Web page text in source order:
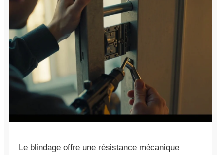
Le blindage offre une résistance mécanique